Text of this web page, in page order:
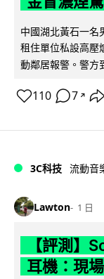
中國湖北黃石一名
租住單位私設高壓
動鄰居報警。警方
110 7 ↗
3C科技 流動音
Lawton 1 日
【評測】
耳機：現